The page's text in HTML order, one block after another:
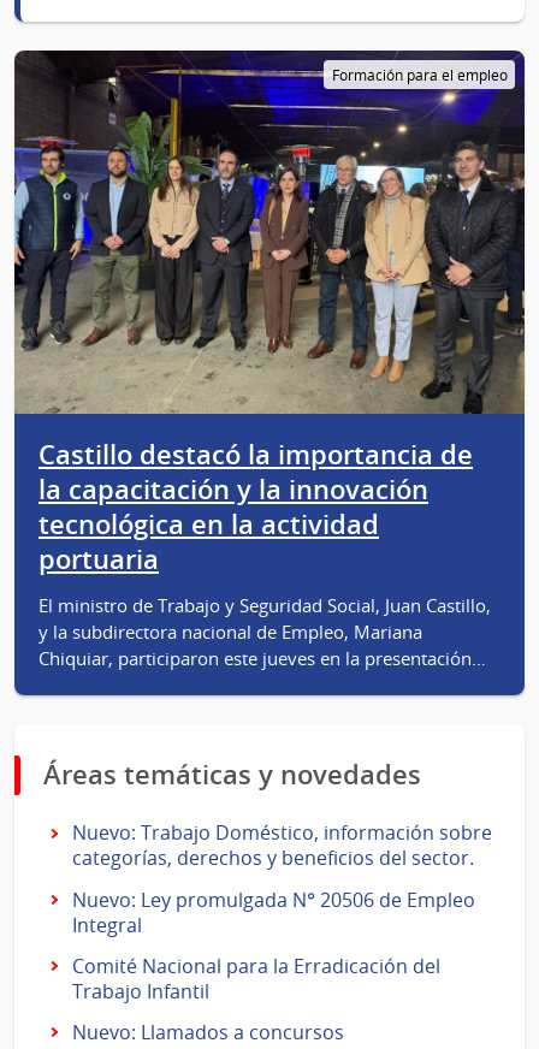
Formación para el empleo
Castillo destacó la importancia de
la capacitación y la innovación
tecnológica en la actividad
portuaria
El ministro de Trabajo y Seguridad Social, Juan Castillo,
y la subdirectora nacional de Empleo, Mariana
Chiquiar, participaron este jueves en la presentación…
Áreas temáticas y novedades
Nuevo: Trabajo Doméstico, información sobre
categorías, derechos y beneficios del sector.
Nuevo: Ley promulgada N° 20506 de Empleo
Integral
Comité Nacional para la Erradicación del
Trabajo Infantil
Nuevo: Llamados a concursos